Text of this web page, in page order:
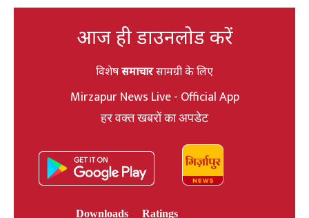
आज ही डाउनलोड करें
विशेषसमाचारसामग्री के लिए
Mirzapur News Live - Official App
हर वक्त खबरों का अपडेट
Downloads
Ratings